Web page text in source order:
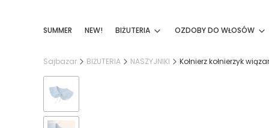
SUMMER NEW! BIŻUTERIA OZDOBY DO WŁOSÓW
Sajbazar BIŻUTERIA NASZYJNIKI Kołnierz kołnierzyk